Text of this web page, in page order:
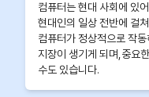
컴퓨터는 현대 사회에 있
현대인의 일상 전반에 걸
컴퓨터가 정상적으로 작
지장이 생기게 되며,중요
수도 있습니다.